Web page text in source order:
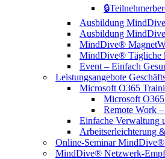
Ausbildung
Ausbildung
MindDive®
MindDive® Tägliche
Event – Einfach
Leistungsangebote
Microsoft O365
Microsoft
Remote Work
Einfache Verwaltung
Arbeitserleichterung
Online-Seminar
MindDive® Netzwerk-